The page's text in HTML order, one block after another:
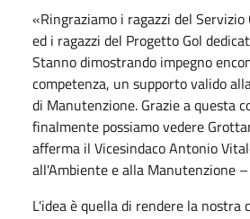
«Ringraziamo i ragazzi del
ed i ragazzi del Progetto Gol
Stanno dimostrando impegno
competenza, un supporto valido
di Manutenzione. Grazie a questa
finalmente possiamo vedere
afferma il Vicesindaco Antonio
all'Ambiente e alla Manutenzione –
L'idea è quella di rendere la nostra